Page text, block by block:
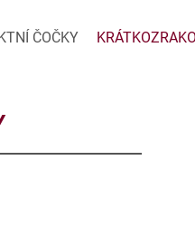
ČOČKY